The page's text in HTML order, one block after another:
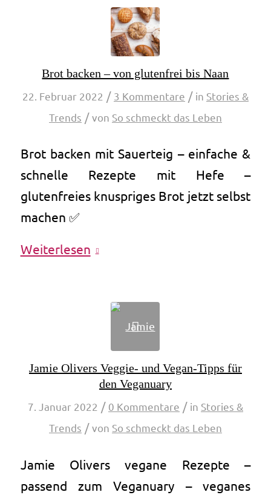
Brot backen – von glutenfrei bis Naan
22. Februar 2022 / 3 Kommentare / in Stories &
Trends / von So schmeckt das Leben
Brot backen mit Sauerteig – einfache &
schnelle Rezepte mit Hefe –
glutenfreies knuspriges Brot jetzt selbst
machen ✅
Weiterlesen
Jamie Olivers Veggie- und Vegan-Tipps für
den Veganuary
7. Januar 2022 / 0 Kommentare / in Stories &
Trends / von So schmeckt das Leben
Jamie Olivers vegane Rezepte –
passend zum Veganuary – veganes